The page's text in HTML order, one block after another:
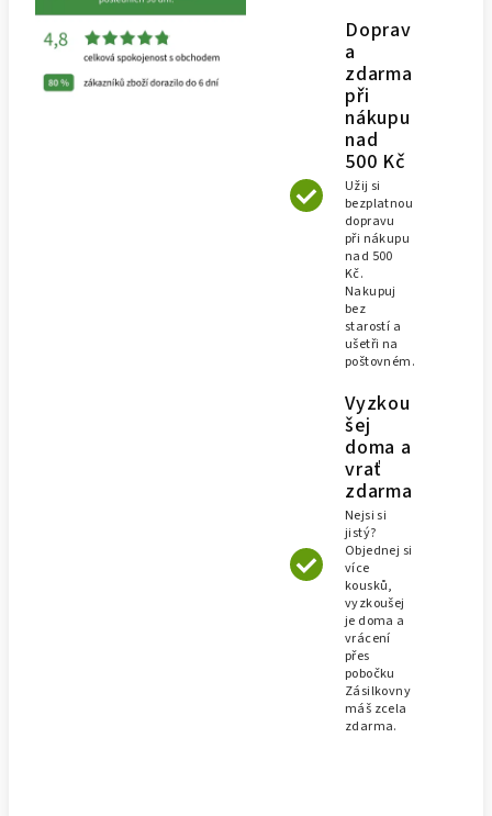
Doprav
a
zdarma
při
nákupu
nad
500 Kč
Užij si
bezplatnou
dopravu
při nákupu
nad 500
Kč.
Nakupuj
bez
starostí a
ušetři na
poštovném.
Vyzkou
šej
doma a
vrať
zdarma
Nejsi si
jistý?
Objednej si
více
kousků,
vyzkoušej
je doma a
vrácení
přes
pobočku
Zásilkovny
máš zcela
zdarma.